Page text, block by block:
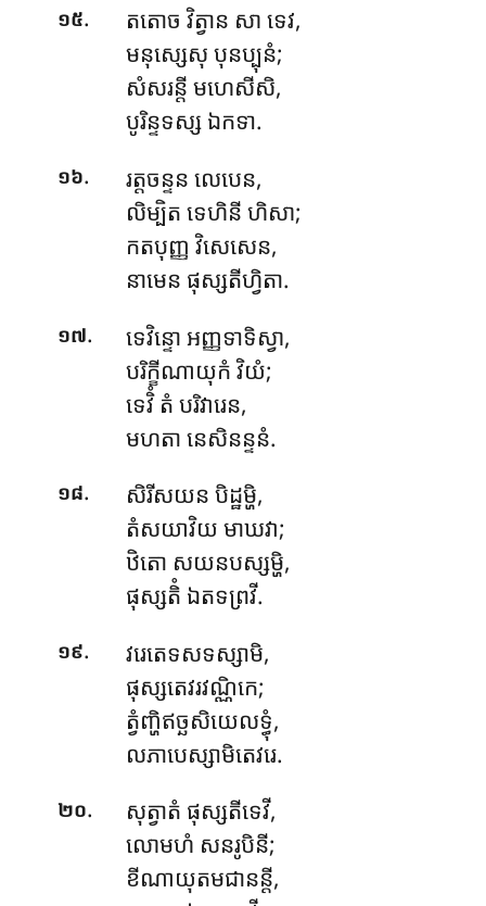
១៥.
តតោច វិត្វាន សា ទេវ,
មនុស្សេសុ បុនប្បុនំ;
សំសរន្តី មហេសីសិ,
បូរិន្ទទស្ស ឯកទា.
១៦. រត្តចន្ទន លេបេន,
លិម្បិត ទេហិនី ហិសា;
កតបុញ្ញ វិសេសេន,
នាមេន ផុស្សតីហ្វិតា.
១៧.
ទេវិន្ទោ អញ្ញទាទិស្វា,
បរិក្ខីណាយុកំ វិយំ;
ទេវិំ តំ បរិវារេន,
មហតា នេសិនន្ទនំ.
១៨.
សិរីសយន បិដ្ឋម្ហិ,
តំសយាវិយ មាឃវា;
ឋិតោ សយនបស្សម្ហិ,
ផុស្សតិំ ឯតទព្រវី.
១៩.
វរេតេទសទស្សាមិ,
ផុស្សតេវរវណ្ណិកេ;
ត្វំញ្ហិឥច្ឆសិយេលទ្ធុំ,
លភាបេស្សាមិតេវរេ.
២០.
សុត្វាតំ ផុស្សតីទេវី,
លោមហំ សនរូបិនី;
ខីណាយុតមជានន្តី,